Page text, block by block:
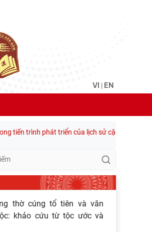
VI | EN
trình phát triển của lịch sử cận đại Việt Nam” -
cổ điển - Viện Nghiên cứu
tại tỉnh Lạng Sơn
Hán Nôm cơ bản cho
Viện Hàn lâm Khoa học xã
hoàn thành chương
hệ thống thực thi quyền
thống trong xây dựng và
hệ thống thực thi quyền
ở Việt Nam hiện
thờ cúng tổ tiên và văn